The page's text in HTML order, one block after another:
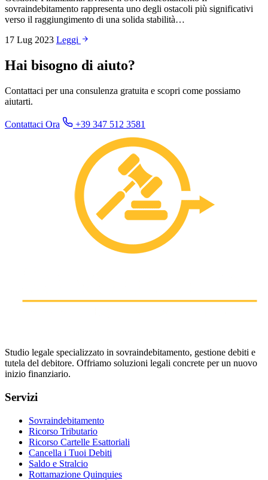
sovraindebitamento rappresenta uno degli ostacoli più significativi
verso il raggiungimento di una solida stabilità…
17 Lug 2023 Leggi
Hai bisogno di aiuto?
Contattaci per una consulenza gratuita e scopri come possiamo
aiutarti.
Contattaci Ora +39 347 512 3581
Studio legale specializzato in sovraindebitamento, gestione debiti e
tutela del debitore. Offriamo soluzioni legali concrete per un nuovo
inizio finanziario.
Servizi
Sovraindebitamento
Ricorso Tributario
Ricorso Cartelle Esattoriali
Cancella i Tuoi Debiti
Saldo e Stralcio
Rottamazione Quinquies